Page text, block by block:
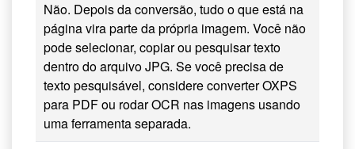
Não. Depois da conversão, tudo o que está na
página vira parte da própria imagem. Você não
pode selecionar, copiar ou pesquisar texto
dentro do arquivo JPG. Se você precisa de
texto pesquisável, considere converter OXPS
para PDF ou rodar OCR nas imagens usando
uma ferramenta separada.